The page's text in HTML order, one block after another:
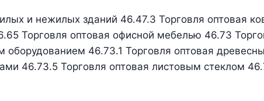
и нежилых зданий 46.47.3 Торговля оптовая
Торговля оптовая офисной мебелью 46.73
оборудованием 46.73.1 Торговля оптовая
46.73.5 Торговля оптовая листовым стеклом